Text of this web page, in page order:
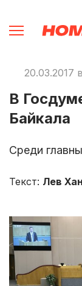
20.03.2017
В
Байкала
Среди
Текст: Лев